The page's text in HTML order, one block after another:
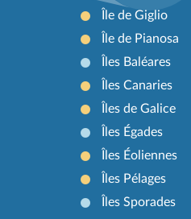
Île de Giglio
Île de Pianosa
Îles Baléares
Îles Canaries
Îles de Galice
Îles Égades
Îles Éoliennes
Îles Pélages
Îles Sporades